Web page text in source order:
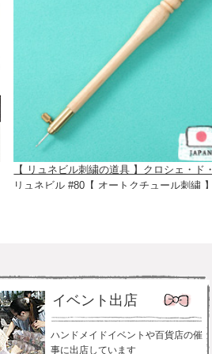
【 リュネビル刺繍の道具 】クロシェ・ド・
リュネビル #80【 オートクチュール刺繍 】
イベント出店
ハンドメイドイベントや百貨店の催
事に出店しています